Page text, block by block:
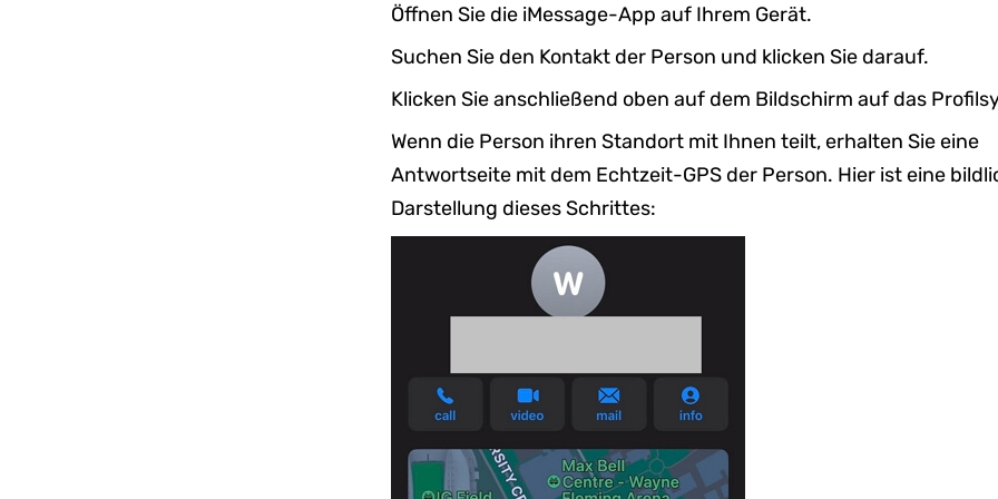
Öffnen Sie die iMessage-App auf Ihrem Gerät.
Suchen Sie den Kontakt der Person und klicken Sie darauf.
Klicken Sie anschließend oben auf dem Bildschirm auf das
Wenn die Person ihren Standort mit Ihnen teilt, erhalten Sie eine
Antwortseite mit dem Echtzeit-GPS der Person. Hier ist eine
Darstellung dieses Schrittes: